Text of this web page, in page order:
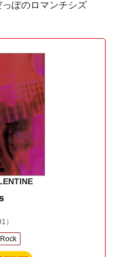
ぽのロマンチシズ
）
Rock